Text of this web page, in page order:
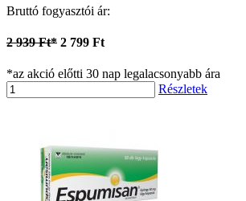
Bruttó fogyasztói ár:
2 939 Ft* 2 799 Ft
*az akció előtti 30 nap legalacsonyabb ára
Részletek